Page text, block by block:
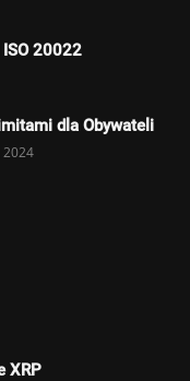
20022
dla Obywateli
2024
XRP